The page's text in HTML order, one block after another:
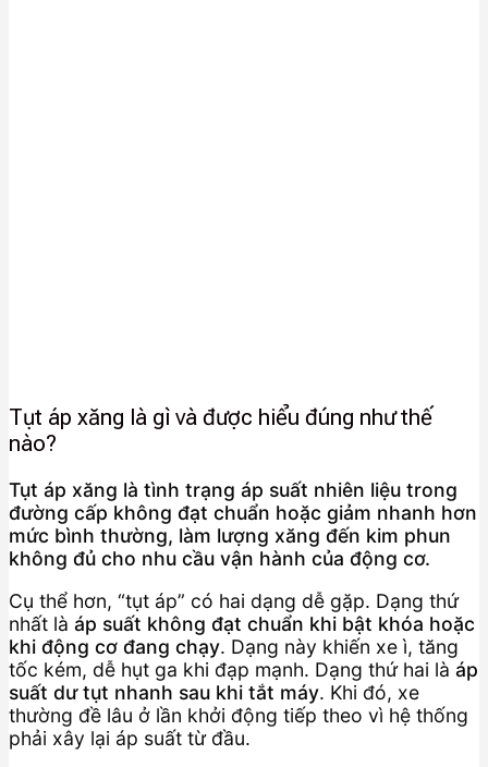
Tụt áp xăng là gì và được hiểu đúng như thế
nào?
Tụt áp xăng là tình trạng áp suất nhiên liệu trong
đường cấp không đạt chuẩn hoặc giảm nhanh hơn
mức bình thường, làm lượng xăng đến kim phun
không đủ cho nhu cầu vận hành của động cơ.
Cụ thể hơn, “tụt áp” có hai dạng dễ gặp. Dạng thứ
nhất là áp suất không đạt chuẩn khi bật khóa hoặc
khi động cơ đang chạy. Dạng này khiến xe ì, tăng
tốc kém, dễ hụt ga khi đạp mạnh. Dạng thứ hai là áp
suất dư tụt nhanh sau khi tắt máy. Khi đó, xe
thường đề lâu ở lần khởi động tiếp theo vì hệ thống
phải xây lại áp suất từ đầu.